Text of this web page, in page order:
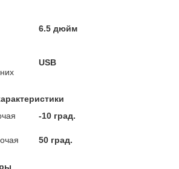
6.5 дюйм
USB
-10 град.
50 град.